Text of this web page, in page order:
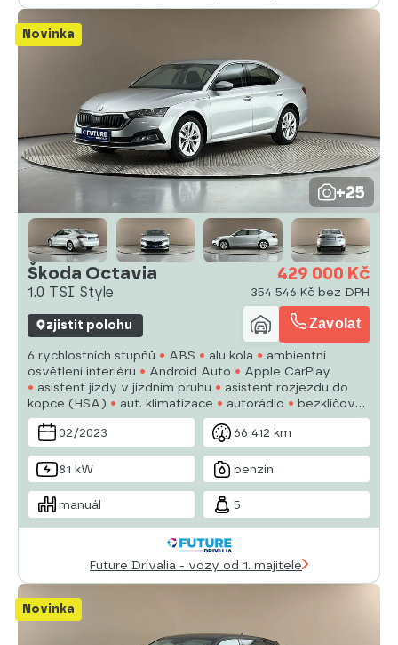
Novinka
+25
Škoda Octavia
1.0 TSI Style
429 000 Kč
354 546 Kč bez DPH
zjistit polohu Zavolat
6 rychlostních stupňů ABS alu kola
ambientní
osvětlení interiéru
Android Auto
Apple CarPlay
asistent jízdy v jízdním pruhu
asistent rozjezdu do
kopce (HSA)
aut. klimatizace autorádio
bezklíčové
odemykání
bluetooth brzdový asistent
centrál
dálkový
digitální přístrojový štít
02/2023 66 412 km
81 kW benzin
manuál 5
Future Drivalia - vozy od 1. majitele
Novinka